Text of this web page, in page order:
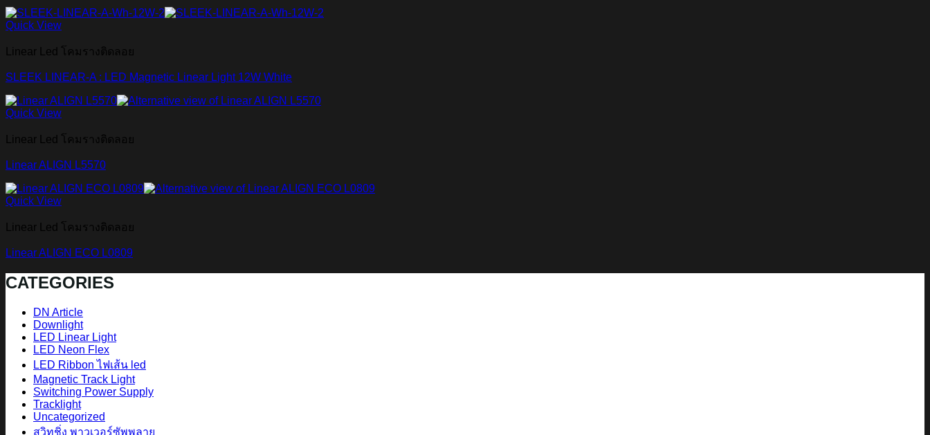
Quick View
Linear Led โคมรางติดลอย
SLEEK LINEAR-A : LED Magnetic Linear Light 12W White
Quick View
Linear Led โคมรางติดลอย
Linear ALIGN L5570
Quick View
Linear Led โคมรางติดลอย
Linear ALIGN ECO L0809
CATEGORIES
DN Article
Downlight
LED Linear Light
LED Neon Flex
LED Ribbon ไฟเส้น led
Magnetic Track Light
Switching Power Supply
Tracklight
Uncategorized
สวิทชิ่ง พาวเวอร์ซัพพลาย